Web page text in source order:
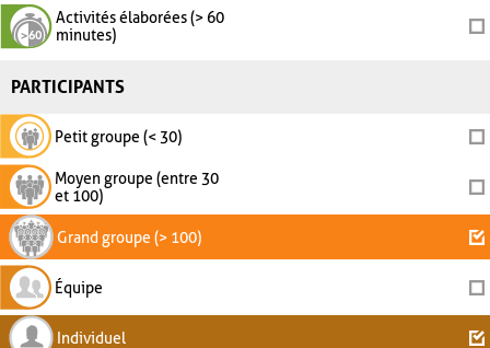
Activités élaborées (> 60
minutes)
PARTICIPANTS
Petit groupe (< 30)
Moyen groupe (entre 30
et 100)
Grand groupe (> 100)
Équipe
Individuel